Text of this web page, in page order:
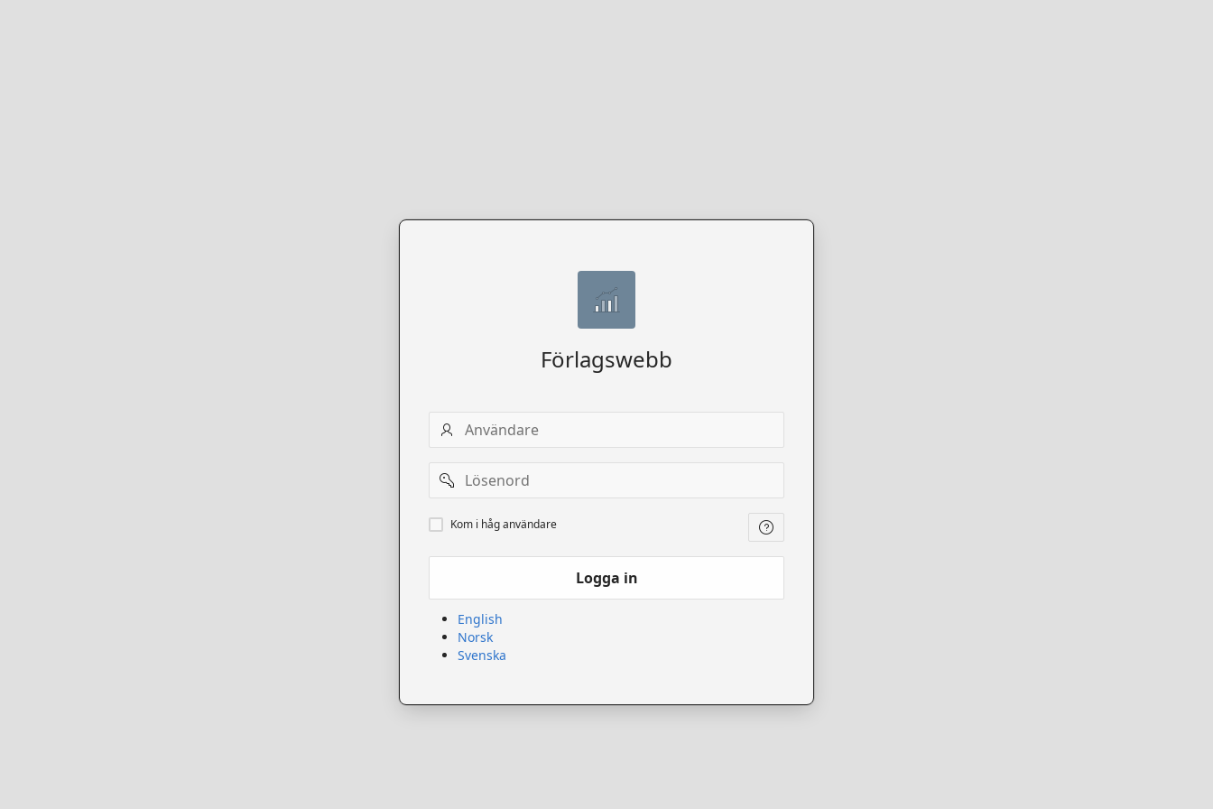
Förlagswebb
Användarnamn
Lösenord
Kom
ihåg
Kom i håg användare
Logga in
English
Norsk
Svenska